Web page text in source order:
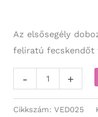
Az elsősegély
feliratú fecskendőt
-
Elsősegély
Doboz
+
Cikkszám:VED025